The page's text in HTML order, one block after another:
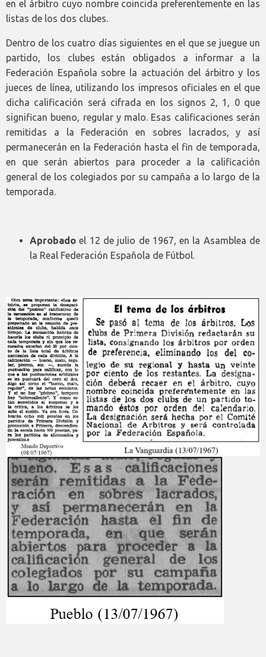
en el árbitro cuyo nombre coincida preferentemente en las
listas de los dos clubes.
Dentro de los cuatro días siguientes en el que se juegue un
partido, los clubes están obligados a informar a la
Federación Española sobre la actuación del árbitro y los
jueces de línea, utilizando los impresos oficiales en el que
dicha calificación será cifrada en los signos 2, 1, 0 que
significan bueno, regular y malo. Esas calificaciones serán
remitidas a la Federación en sobres lacrados, y así
permanecerán en la Federación hasta el fin de temporada,
en que serán abiertos para proceder a la calificación
general de los colegiados por su campaña a lo largo de la
temporada.
Aprobadoel 12 de julio de 1967, en la Asamblea de
la Real Federación Española de Fútbol.